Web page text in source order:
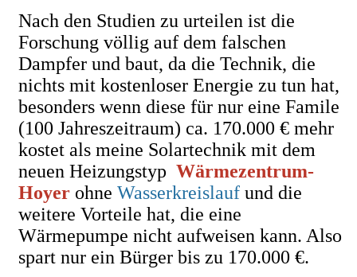
Nach den Studien zu urteilen ist die
Forschung völlig auf dem falschen
Dampfer und baut, da die Technik, die
nichts mit kostenloser Energie zu tun hat,
besonders wenn diese für nur eine Famile
(100 Jahreszeitraum) ca. 170.000 € mehr
kostet als meine Solartechnik mit dem
neuen Heizungstyp Wärmezentrum-
Hoyer ohne Wasserkreislauf und die
weitere Vorteile hat, die eine
Wärmepumpe nicht aufweisen kann. Also
spart nur ein Bürger bis zu 170.000 €.